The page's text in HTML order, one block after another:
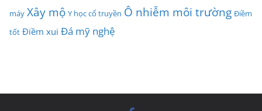
máy Xây mộ Y học cổ truyền Ô nhiễm môi trường Điềm
tốt Điềm xui Đá mỹ nghệ